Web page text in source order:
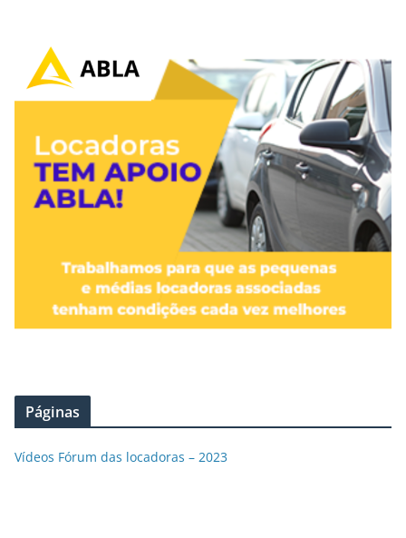
Páginas
Vídeos Fórum das locadoras – 2023